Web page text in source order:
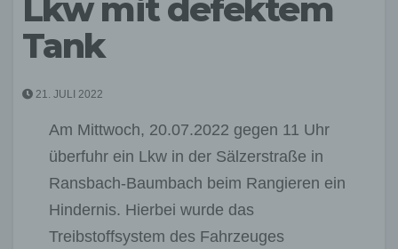
Lkw mit defektem
Tank
21. JULI 2022
Am Mittwoch, 20.07.2022 gegen 11 Uhr
überfuhr ein Lkw in der Sälzerstraße in
Ransbach-Baumbach beim Rangieren ein
Hindernis. Hierbei wurde das
Treibstoffsystem des Fahrzeuges